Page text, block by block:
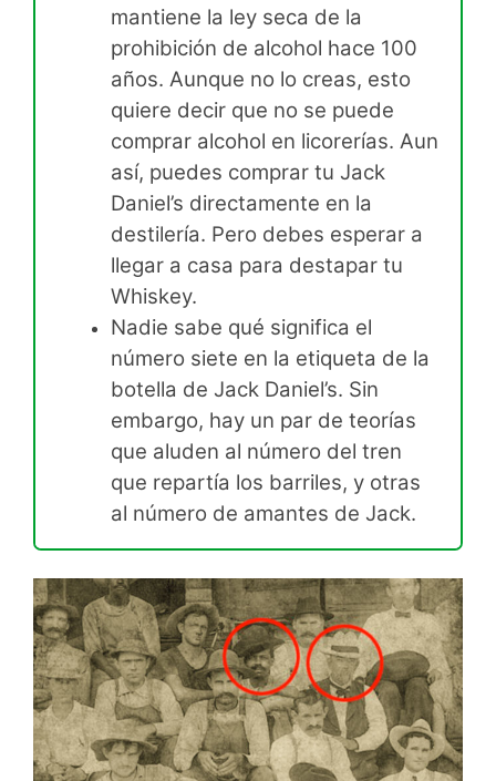
mantiene la ley seca de la
prohibición de alcohol hace 100
años. Aunque no lo creas, esto
quiere decir que no se puede
comprar alcohol en licorerías. Aun
así, puedes comprar tu Jack
Daniel’s directamente en la
destilería. Pero debes esperar a
llegar a casa para destapar tu
Whiskey.
Nadie sabe qué significa el
número siete en la etiqueta de la
botella de Jack Daniel’s. Sin
embargo, hay un par de teorías
que aluden al número del tren
que repartía los barriles, y otras
al número de amantes de Jack.